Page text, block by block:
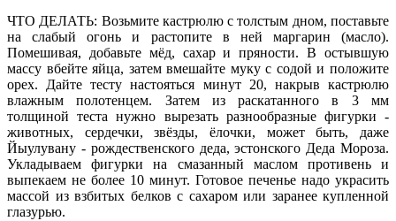
ЧТО ДЕЛАТЬ: Возьмите кастрюлю с толстым дном, поставьте
на слабый огонь и растопите в ней маргарин (масло).
Помешивая, добавьте мёд, сахар и пряности. В остывшую
массу вбейте яйца, затем вмешайте муку с содой и положите
орех. Дайте тесту настояться минут 20, накрыв кастрюлю
влажным полотенцем. Затем из раскатанного в 3 мм
толщиной теста нужно вырезать разнообразные фигурки -
животных, сердечки, звёзды, ёлочки, может быть, даже
Йыулувану - рождественского деда, эстонского Деда Мороза.
Укладываем фигурки на смазанный маслом противень и
выпекаем не более 10 минут. Готовое печенье надо украсить
массой из взбитых белков с сахаром или заранее купленной
глазурью.